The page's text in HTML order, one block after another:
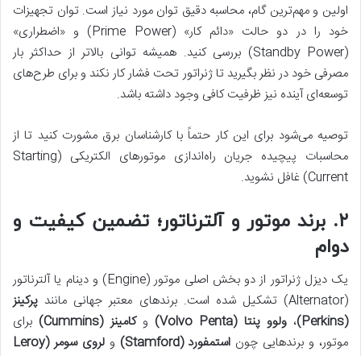
اولین و مهم‌ترین گام، محاسبه دقیق توان مورد نیاز است. توان تجهیزات
خود را در دو حالت «دائم کار» (Prime Power) و «اضطراری»
(Standby Power) بررسی کنید. همیشه توانی بالاتر از حداکثر بار
مصرفی خود در نظر بگیرید تا ژنراتور تحت فشار کار نکند و برای طرح‌های
توسعه‌ای آینده نیز ظرفیت کافی وجود داشته باشد.
توصیه می‌شود برای این کار حتماً با کارشناسان برق مشورت کنید تا از
محاسبات پیچیده جریان راه‌اندازی موتورهای الکتریکی (Starting
Current) غافل نشوید.
۲. برند موتور و آلترناتور؛ تضمین کیفیت و
دوام
یک دیزل ژنراتور از دو بخش اصلی موتور (Engine) و دینام یا آلترناتور
(Alternator) تشکیل شده است. برندهای معتبر جهانی مانند
پرکینز
(
Perkins) ،ولوو پنتا (Volvo Penta) وکامینز (Cummins) برای
موتور، و برندهایی چون استمفورد (Stamford) ولروی سومر (Leroy